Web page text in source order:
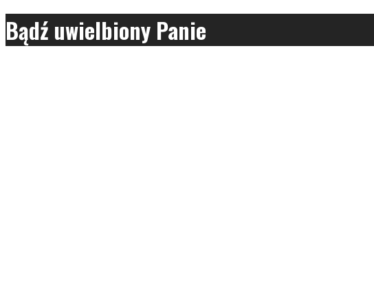
Bądź uwielbiony Panie